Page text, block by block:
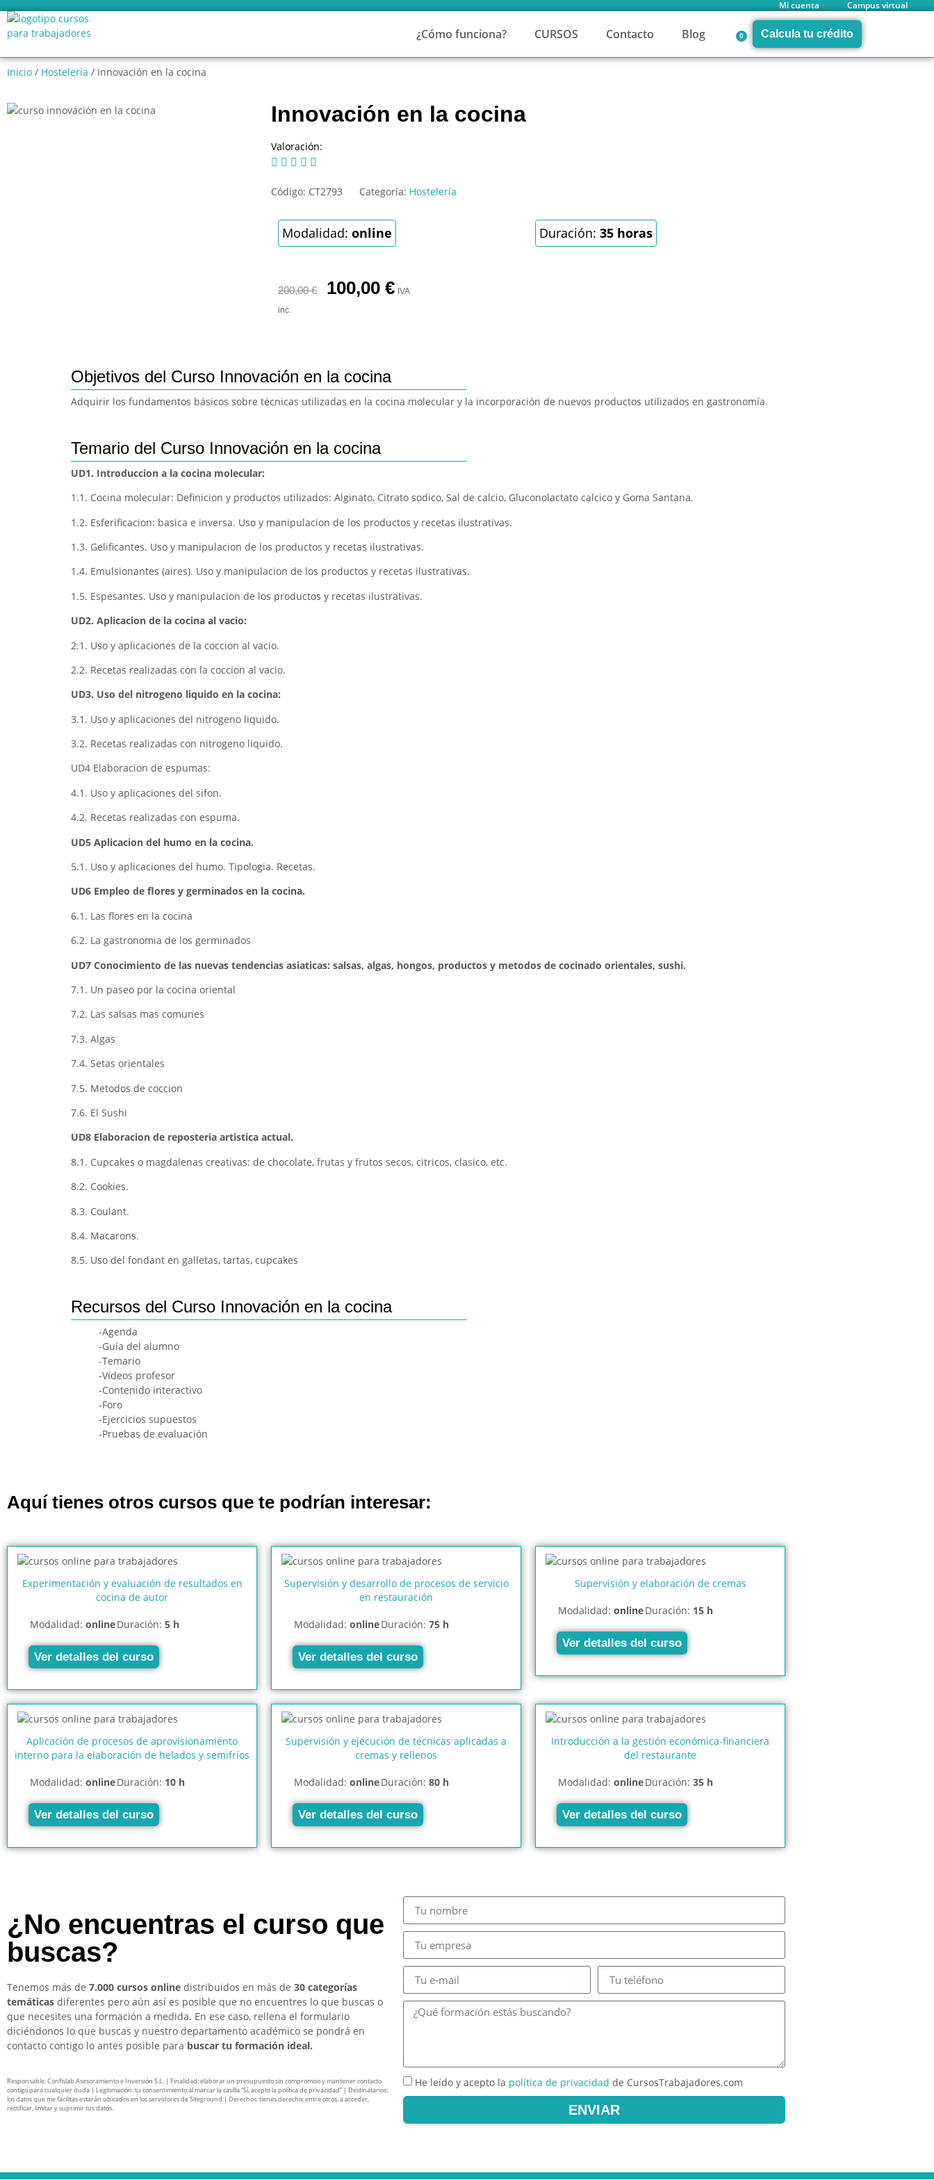
Mi cuenta Campus virtual
¿Cómo funciona? CURSOS Contacto Blog 0 Calcula tu crédito
Inicio / Hostelería / Innovación en la cocina
Innovación en la cocina
Valoración:
    
Código: CT2793 Categoría: Hostelería
Modalidad: online Duración: 35 horas
200,00€ 100,00 € IVA
inc.
Objetivos del Curso Innovación en la cocina
Adquirir los fundamentos básicos sobre técnicas utilizadas en la cocina molecular y la incorporación de nuevos productos utilizados en gastronomía.
Temario del Curso Innovación en la cocina
UD1. Introduccion a la cocina molecular:
1.1. Cocina molecular: Definicion y productos utilizados: Alginato, Citrato sodico, Sal de calcio, Gluconolactato calcico y Goma Santana.
1.2. Esferificacion: basica e inversa. Uso y manipulacion de los productos y recetas ilustrativas.
1.3. Gelificantes. Uso y manipulacion de los productos y recetas ilustrativas.
1.4. Emulsionantes (aires). Uso y manipulacion de los productos y recetas ilustrativas.
1.5. Espesantes. Uso y manipulacion de los productos y recetas ilustrativas.
UD2. Aplicacion de la cocina al vacio:
2.1. Uso y aplicaciones de la coccion al vacio.
2.2. Recetas realizadas con la coccion al vacio.
UD3. Uso del nitrogeno liquido en la cocina:
3.1. Uso y aplicaciones del nitrogeno liquido.
3.2. Recetas realizadas con nitrogeno liquido.
UD4 Elaboracion de espumas:
4.1. Uso y aplicaciones del sifon.
4.2. Recetas realizadas con espuma.
UD5 Aplicacion del humo en la cocina.
5.1. Uso y aplicaciones del humo. Tipologia. Recetas.
UD6 Empleo de flores y germinados en la cocina.
6.1. Las flores en la cocina
6.2. La gastronomia de los germinados
UD7 Conocimiento de las nuevas tendencias asiaticas: salsas, algas, hongos, productos y metodos de cocinado orientales, sushi.
7.1. Un paseo por la cocina oriental
7.2. Las salsas mas comunes
7.3. Algas
7.4. Setas orientales
7.5. Metodos de coccion
7.6. El Sushi
UD8 Elaboracion de reposteria artistica actual.
8.1. Cupcakes o magdalenas creativas: de chocolate, frutas y frutos secos, citricos, clasico, etc.
8.2. Cookies.
8.3. Coulant.
8.4. Macarons.
8.5. Uso del fondant en galletas, tartas, cupcakes
Recursos del Curso Innovación en la cocina
-Agenda
-Guía del alumno
-Temario
-Vídeos profesor
-Contenido interactivo
-Foro
-Ejercicios supuestos
-Pruebas de evaluación
Aquí tienes otros cursos que te podrían interesar:
Experimentación y evaluación de resultados en
cocina de autor
Modalidad: onlineDuración: 5 h
Ver detalles del curso
Supervisión y desarrollo de procesos de servicio
en restauración
Modalidad: onlineDuración: 75 h
Ver detalles del curso
Supervisión y elaboración de cremas
Modalidad: onlineDuración: 15 h
Ver detalles del curso
Aplicación de procesos de aprovisionamiento
interno para la elaboración de helados y semifríos
Modalidad: onlineDuración: 10 h
Ver detalles del curso
Supervisión y ejecución de técnicas aplicadas a
cremas y rellenos
Modalidad: onlineDuración: 80 h
Ver detalles del curso
Introducción a la gestión económica-financiera
del restaurante
Modalidad: onlineDuración: 35 h
Ver detalles del curso
¿No encuentras el curso que
buscas?
Tenemos más de 7.000 cursos online distribuidos en más de 30 categorías
temáticas diferentes pero aún así es posible que no encuentres lo que buscas o
que necesites una formación a medida. En ese caso, rellena el formulario
diciéndonos lo que buscas y nuestro departamento académico se pondrá en
contacto contigo lo antes posible para buscar tu formación ideal.
Responsable: Confislab Asesoramiento e Inversión S.L. | Finalidad: elaborar un presupuesto sin compromiso y mantener contacto
contigo para cualquier duda | Legitimación: tu consentimiento al marcar la casilla “Sí, acepto la política de privacidad” | Destinatarios:
los datos que me facilitas estarán ubicados en los servidores de Siteground | Derechos: tienes derecho, entre otros, a acceder,
rectificar, limitar y suprimir tus datos.
He leído y acepto la política de privacidad de CursosTrabajadores.com
ENVIAR